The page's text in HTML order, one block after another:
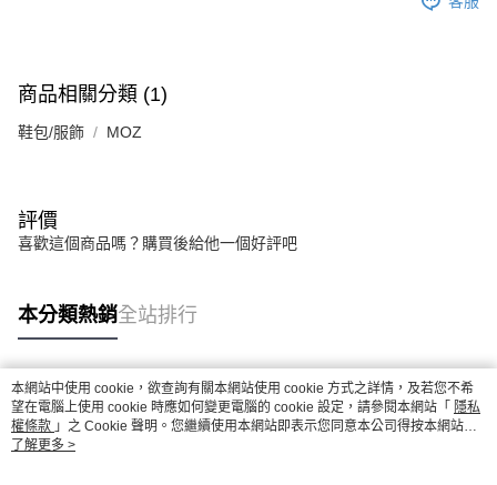
商品相關分類 (1)
鞋包/服飾 MOZ
評價
喜歡這個商品嗎？購買後給他一個好評吧
本分類熱銷全站排行
熱門標籤
本網站中使用 cookie，欲查詢有關本網站使用 cookie 方式之詳情，及若您不希
望在電腦上使用 cookie 時應如何變更電腦的 cookie 設定，請參閱本網站「 隱私
權條款 」之 Cookie 聲明。您繼續使用本網站即表示您同意本公司得按本網站使
用條款之 Cookie 聲明使用 cookie。
了解更多 >